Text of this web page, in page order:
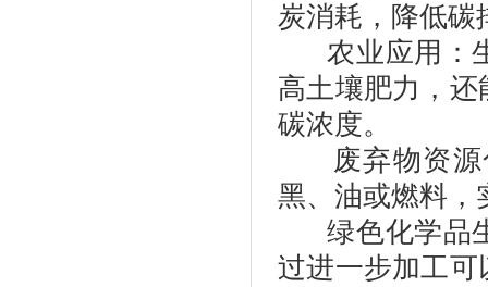
炭消耗，降低碳
农业应用：
高土壤肥力，
碳浓度。
废弃物资
黑、油或燃料，
绿色化学品
过进一步加工